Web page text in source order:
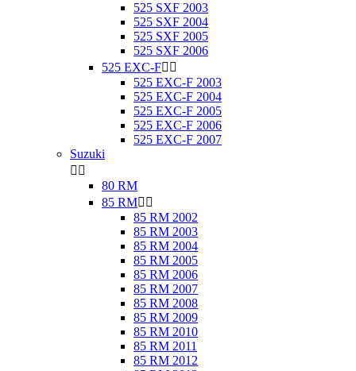
525 SXF 2003
525 SXF 2004
525 SXF 2005
525 SXF 2006
525 EXC-F 
525 EXC-F 2003
525 EXC-F 2004
525 EXC-F 2005
525 EXC-F 2006
525 EXC-F 2007
Suzuki
 
80 RM
85 RM 
85 RM 2002
85 RM 2003
85 RM 2004
85 RM 2005
85 RM 2006
85 RM 2007
85 RM 2008
85 RM 2009
85 RM 2010
85 RM 2011
85 RM 2012